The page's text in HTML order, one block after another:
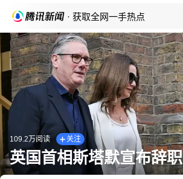
· 获取全网一手热点
109.2万阅读 关注
英国首相斯塔默宣布辞职